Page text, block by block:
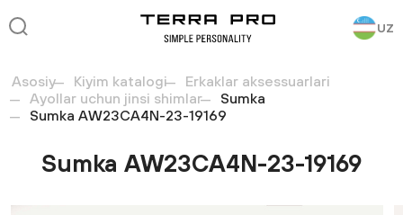
UZ
Asosiy Kiyim katalogi
Erkaklar aksessuarlari
Ayollar uchun jinsi shimlar
Sumka
Sumka AW23CA4N-23-19169
Sumka AW23CA4N-23-19169